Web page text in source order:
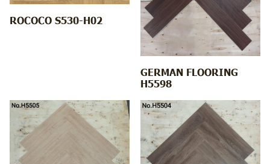
ROCOCO S530-H02
GERMAN FLOORING
H5598